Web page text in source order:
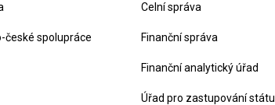
české spolupráce
Celní správa
Finanční správa
Finanční analytický úřad
Úřad pro zastupování státu